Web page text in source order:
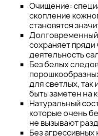
Очищение:
скопление
становятся
сохраняет
деятельность
Без белых
для светлых, так
быть заметен на
Натуральный
которые очень
не вызывают
Без